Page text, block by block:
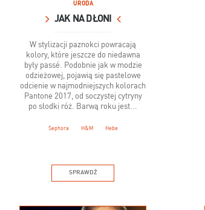
URODA
JAK NA DŁONI
W stylizacji paznokci powracają
kolory, które jeszcze do niedawna
były passé. Podobnie jak w modzie
odzieżowej, pojawią się pastelowe
odcienie w najmodniejszych kolorach
Pantone 2017, od soczystej cytryny
po słodki róż. Barwą roku jest...
Sephora H&M Hebe
SPRAWDŹ